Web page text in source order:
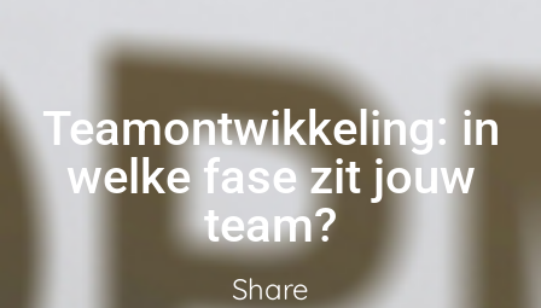
Teamontwikkeling: in
welke fase zit jouw
team?
Share